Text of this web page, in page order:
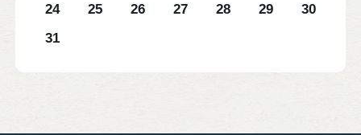
24
25 26 27 28 29
30
31